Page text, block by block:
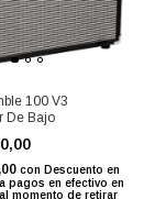
100 V3
De Bajo
con Descuento en
pagos en efectivo en
momento de retirar